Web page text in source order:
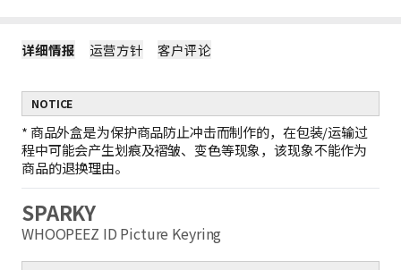
详细情报 运营方针 客户评论
NOTICE
* 商品外盒是为保护商品防止冲击而制作的，在包装/运输过
程中可能会产生划痕及褶皱、变色等现象，该现象不能作为
商品的退换理由。
SPARKY
WHOOPEEZ ID Picture Keyring